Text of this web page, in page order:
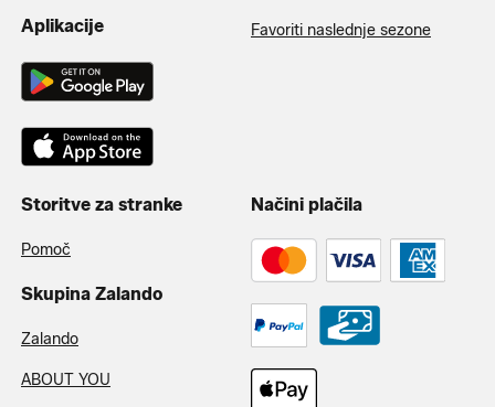
Aplikacije Favoriti naslednje sezone
Storitve za stranke
Pomoč
Skupina Zalando
Zalando
ABOUT YOU
Načini plačila